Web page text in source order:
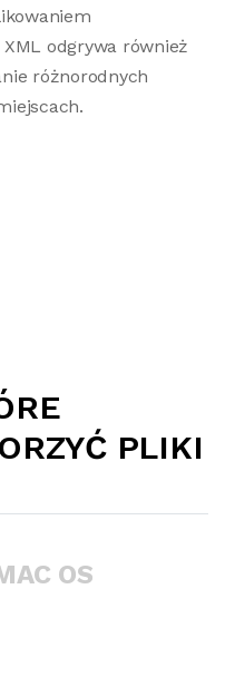
odgrywa również
różnorodnych
PLIKI
OS